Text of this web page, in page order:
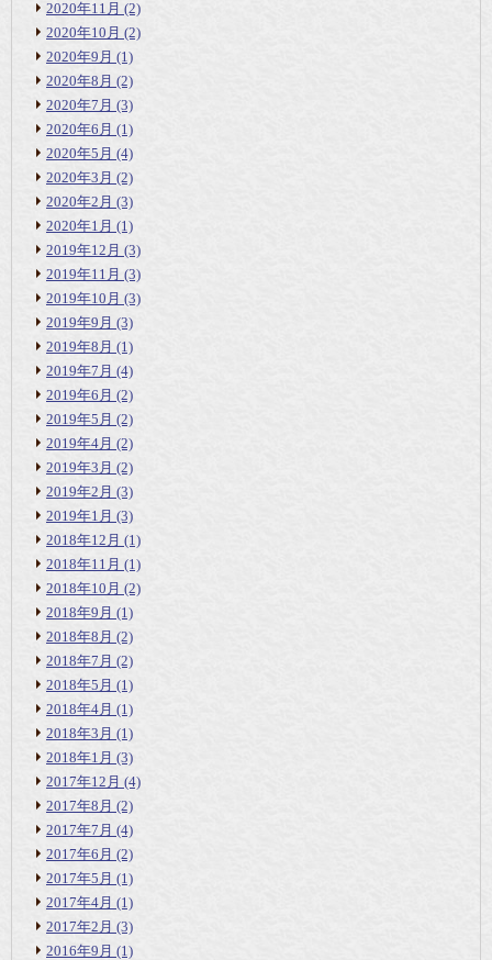
2020年11月 (2)
2020年10月 (2)
2020年9月 (1)
2020年8月 (2)
2020年7月 (3)
2020年6月 (1)
2020年5月 (4)
2020年3月 (2)
2020年2月 (3)
2020年1月 (1)
2019年12月 (3)
2019年11月 (3)
2019年10月 (3)
2019年9月 (3)
2019年8月 (1)
2019年7月 (4)
2019年6月 (2)
2019年5月 (2)
2019年4月 (2)
2019年3月 (2)
2019年2月 (3)
2019年1月 (3)
2018年12月 (1)
2018年11月 (1)
2018年10月 (2)
2018年9月 (1)
2018年8月 (2)
2018年7月 (2)
2018年5月 (1)
2018年4月 (1)
2018年3月 (1)
2018年1月 (3)
2017年12月 (4)
2017年8月 (2)
2017年7月 (4)
2017年6月 (2)
2017年5月 (1)
2017年4月 (1)
2017年2月 (3)
2016年9月 (1)